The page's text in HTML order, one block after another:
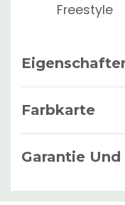
Freestyle
Farbkarte
Garantie